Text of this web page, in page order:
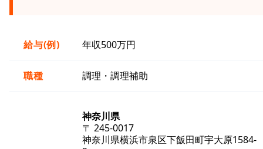
給与(例) 年収500万円
職種 調理・調理補助
神奈川県
〒 245-0017
神奈川県横浜市泉区下飯田町宇大原1584-